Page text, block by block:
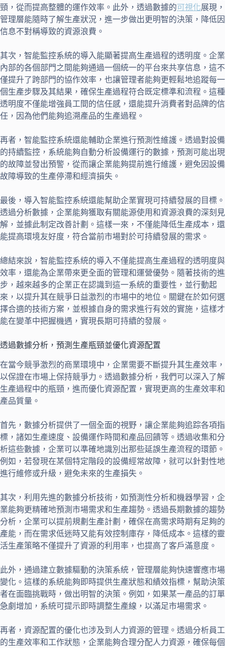
頸，從而提高整體的運作效率。此外，透過數據的可視化展現，
管理層能隨時了解生產狀況，進一步做出更明智的決策，降低因
信息不對稱導致的資源浪費。
其次，智能監控系統的導入能顯著提高生產過程的透明度。企業
內部的各個部門之間能夠通過一個統一的平台來共享信息，這不
僅提升了跨部門的協作效率，也讓管理者能夠更輕鬆地追蹤每一
個生產步驟及其結果，確保生產過程符合既定標準和流程。這種
透明度不僅能增強員工間的信任感，還能提升消費者對品牌的信
任，因為他們能夠追溯產品的生產過程。
再者，智能監控系統還能輔助企業進行預測性維護。透過對設備
的持續監控，系統能夠自動分析設備運行的數據，預測可能出現
的故障並發出預警，從而讓企業能夠提前進行維護，避免因設備
故障導致的生產停滯和經濟損失。
最後，導入智能監控系統還能幫助企業實現可持續發展的目標。
透過分析數據，企業能夠獲取有關能源使用和資源浪費的深刻見
解，並據此制定改善計劃。這樣一來，不僅能降低生產成本，還
能提高環境友好度，符合當前市場對於可持續發展的需求。
總結來說，智能監控系統的導入不僅能提高生產過程的透明度與
效率，還能為企業帶來更全面的管理和運營優勢。隨著技術的進
步，越來越多的企業正在認識到這一系統的重要性，並行動起
來，以提升其在競爭日益激烈的市場中的地位。關鍵在於如何選
擇合適的技術方案，並根據自身的需求進行有效的實施，這樣才
能在變革中把握機遇，實現長期可持續的發展。
透過數據分析，預測生產瓶頸並優化資源配置
在當今競爭激烈的商業環境中，企業需要不斷提升其生產效率，
以保證在市場上保持競爭力。透過數據分析，我們可以深入了解
生產過程中的瓶頸，進而優化資源配置，實現更高的生產效率和
產品質量。
首先，數據分析提供了一個全面的視野，讓企業能夠追踪各項指
標，諸如生產速度、設備運作時間和產品回饋等。透過收集和分
析這些數據，企業可以準確地識別出那些延誤生產流程的環節。
例如，若發現在某個特定階段的設備經常故障，就可以針對性地
進行維修或升級，避免未來的生產損失。
其次，利用先進的數據分析技術，如預測性分析和機器學習，企
業能夠更精確地預測市場需求和生產趨勢。透過長期數據的趨勢
分析，企業可以提前規劃生產計劃，確保在高需求時期有足夠的
產能，而在需求低迷時又能有效控制庫存，降低成本。這樣的靈
活生產策略不僅提升了資源的利用率，也提高了客戶滿意度。
此外，通過建立數據驅動的決策系統，管理層能夠快速響應市場
變化。這樣的系統能夠即時提供生產狀態和績效指標，幫助決策
者在面臨挑戰時，做出明智的決策。例如，如果某一產品的訂單
急劇增加，系統可提示即時調整生產線，以滿足市場需求。
再者，資源配置的優化也涉及到人力資源的管理。透過分析員工
的生產效率和工作狀態，企業能夠合理分配人力資源，確保每個